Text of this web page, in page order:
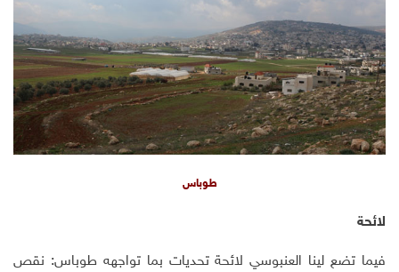
طوباس
لائحة
فيما تضع لينا العنبوسي لائحة تحديات بما تواجهه طوباس: نقص